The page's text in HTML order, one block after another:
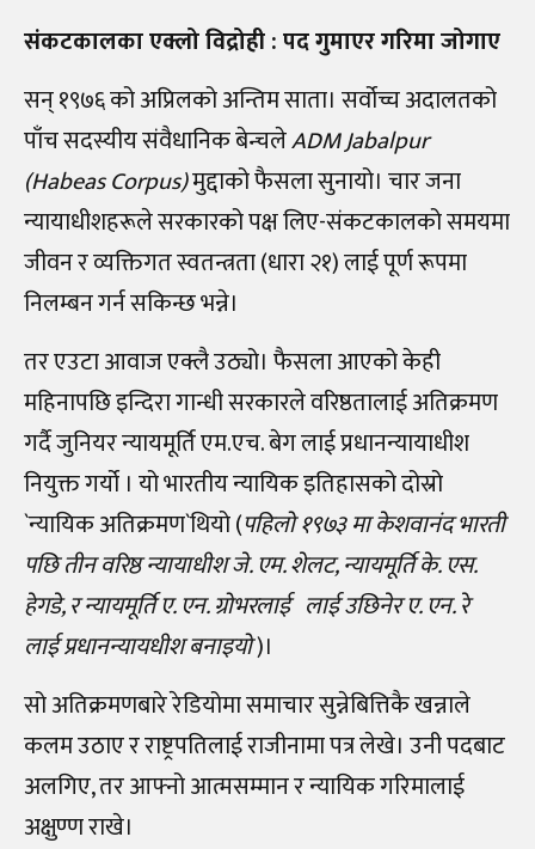
संकटकालका एक्लो विद्रोही : पद गुमाएर गरिमा जोगाए
सन् १९७६ को अप्रिलको अन्तिम साता। सर्वोच्च अदालतको
पाँच सदस्यीय संवैधानिक बेन्चलेADM Jabalpur
(Habeas Corpus)मुद्दाको फैसला सुनायो। चार जना
न्यायाधीशहरूले सरकारको पक्ष लिए-संकटकालको समयमा
जीवन र व्यक्तिगत स्वतन्त्रता (धारा २१) लाई पूर्ण रूपमा
निलम्बन गर्न सकिन्छ भन्ने।
तर एउटा आवाज एक्लै उठ्यो। फैसला आएको केही
महिनापछि इन्दिरा गान्धी सरकारले वरिष्ठतालाई अतिक्रमण
गर्दै जुनियर न्यायमूर्ति एम.एच. बेग लाई प्रधानन्यायाधीश
नियुक्त गर्यो । यो भारतीय न्यायिक इतिहासको दोस्रो
`न्यायिक अतिक्रमण`थियो (पहिलो १९७३ मा केशवानंद भारती
पछि तीन वरिष्ठ न्यायाधीश जे. एम. शेलट, न्यायमूर्ति के. एस.
हेगडे, र न्यायमूर्ति ए. एन. ग्रोभरलाई लाई उछिनेर ए. एन. रे
लाई प्रधानन्यायधीश बनाइयो)।
सो अतिक्रमणबारे रेडियोमा समाचार सुन्नेबित्तिकै खन्नाले
कलम उठाए र राष्ट्रपतिलाई राजीनामा पत्र लेखे। उनी पदबाट
अलगिए, तर आफ्नो आत्मसम्मान र न्यायिक गरिमालाई
अक्षुण्ण राखे।